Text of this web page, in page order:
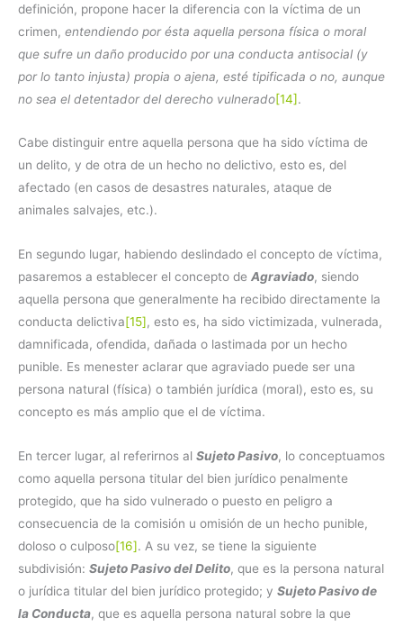
definición, propone hacer la diferencia con la víctima de un
crimen, entendiendo por ésta aquella persona física o moral
que sufre un daño producido por una conducta antisocial (y
por lo tanto injusta) propia o ajena, esté tipificada o no, aunque
no sea el detentador del derecho vulnerado[14].
Cabe distinguir entre aquella persona que ha sido víctima de
un delito, y de otra de un hecho no delictivo, esto es, del
afectado (en casos de desastres naturales, ataque de
animales salvajes, etc.).
En segundo lugar, habiendo deslindado el concepto de víctima,
pasaremos a establecer el concepto de Agraviado, siendo
aquella persona que generalmente ha recibido directamente la
conducta delictiva[15], esto es, ha sido victimizada, vulnerada,
damnificada, ofendida, dañada o lastimada por un hecho
punible. Es menester aclarar que agraviado puede ser una
persona natural (física) o también jurídica (moral), esto es, su
concepto es más amplio que el de víctima.
En tercer lugar, al referirnos al Sujeto Pasivo, lo conceptuamos
como aquella persona titular del bien jurídico penalmente
protegido, que ha sido vulnerado o puesto en peligro a
consecuencia de la comisión u omisión de un hecho punible,
doloso o culposo[16]. A su vez, se tiene la siguiente
subdivisión: Sujeto Pasivo del Delito, que es la persona natural
o jurídica titular del bien jurídico protegido; y Sujeto Pasivo de
la Conducta, que es aquella persona natural sobre la que